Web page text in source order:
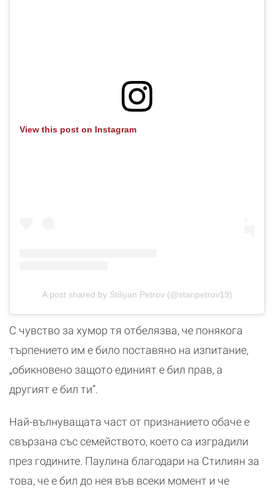
View this post on Instagram
A post shared by Stiliyan Petrov (@stanpetrov19)
С чувство за хумор тя отбелязва, че понякога
търпението им е било поставяно на изпитание,
„обикновено защото единият е бил прав, а
другият е бил ти“.
Най-вълнуващата част от признанието обаче е
свързана със семейството, което са изградили
през годините. Паулина благодари на Стилиян за
това, че е бил до нея във всеки момент и че